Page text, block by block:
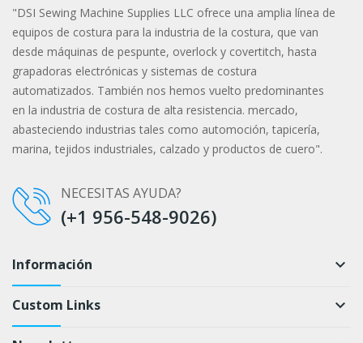
"DSI Sewing Machine Supplies LLC ofrece una amplia línea de
equipos de costura para la industria de la costura, que van
desde máquinas de pespunte, overlock y covertitch, hasta
grapadoras electrónicas y sistemas de costura
automatizados. También nos hemos vuelto predominantes
en la industria de costura de alta resistencia. mercado,
abasteciendo industrias tales como automoción, tapicería,
marina, tejidos industriales, calzado y productos de cuero".
NECESITAS AYUDA?
(+1 956-548-9026)
Información keyboard_arrow_down
Custom Links keyboard_arrow_down